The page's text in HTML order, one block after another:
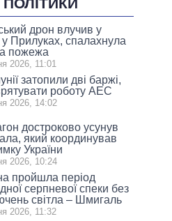
дрон влучив у
у Прилуках, спалахнула
пожежа
2026, 11:01
затопили дві баржі,
роботу АЕС
2026, 14:02
достроково усунув
який координував
України
2026, 10:24
пройшла період
серпневої спеки без
світла – Шмигаль
2026, 11:32